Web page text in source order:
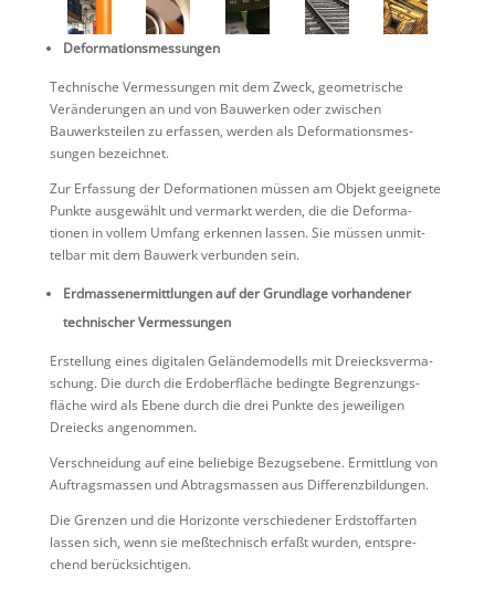
Deformationsmessungen
Techni­sche Vermes­sungen mit dem Zweck, geome­tri­sche
Verän­de­rungen an und von Bauwerken oder zwischen
Bauwerks­teilen zu erfassen, werden als Defor­ma­ti­ons­mes­
sungen bezeichnet.
Zur Erfas­sung der Defor­ma­tionen müssen am Objekt geeig­nete
Punkte ausge­wählt und vermarkt werden, die die Defor­ma­
tionen in vollem Umfang erkennen lassen. Sie müssen unmit­
telbar mit dem Bauwerk verbunden sein.
Erdmas­sen­er­mitt­lungen auf der Grund­lage vorhan­dener
techni­scher Vermessungen
Erstel­lung eines digitalen Gelän­de­mo­dells mit Dreiecks­ver­ma­
schung. Die durch die Erdober­fläche bedingte Begren­zungs­
fläche wird als Ebene durch die drei Punkte des jewei­ligen
Dreiecks angenommen.
Verschnei­dung auf eine belie­bige Bezugs­ebene. Ermitt­lung von
Auftrags­massen und Abtrags­massen aus Differenzbildungen.
Die Grenzen und die Horizonte verschie­dener Erdstoff­arten
lassen sich, wenn sie meßtech­nisch erfaßt wurden, entspre­
chend berücksichtigen.